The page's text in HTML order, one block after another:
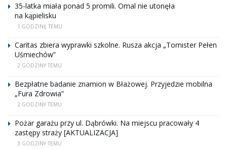
35-latka miała ponad 5 promili. Omal nie utonęła
na kąpielisku
1 GODZINĘ TEMU
Caritas zbiera wyprawki szkolne. Rusza akcja „Tornister Pełen
Uśmiechów”
2 GODZINY TEMU
Bezpłatne badanie znamion w Błażowej. Przyjedzie mobilna
„Fura Zdrowia”
2 GODZINY TEMU
Pożar garażu przy ul. Dąbrówki. Na miejscu pracowały 4
zastępy straży [AKTUALIZACJA]
3 GODZINY TEMU